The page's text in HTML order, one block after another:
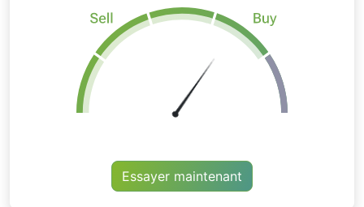
Essayer maintenant